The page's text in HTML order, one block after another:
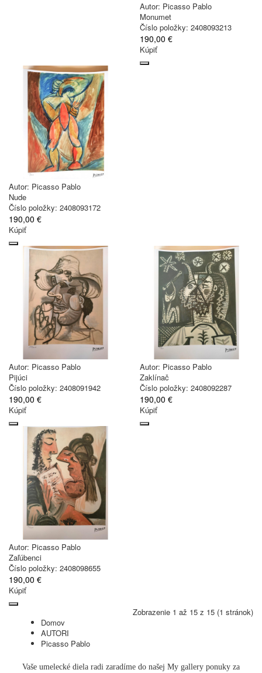
Autor: Picasso Pablo
Monumet
Číslo položky: 2408093213
190,00 €
Kúpiť
Autor: Picasso Pablo
Nude
Číslo položky: 2408093172
190,00 €
Kúpiť
Autor: Picasso Pablo
Pijúci
Číslo položky: 2408091942
190,00 €
Kúpiť
Autor: Picasso Pablo
Zaklínač
Číslo položky: 2408092287
190,00 €
Kúpiť
Autor: Picasso Pablo
Zaľúbenci
Číslo položky: 2408098655
190,00 €
Kúpiť
Zobrazenie 1 až 15 z 15 (1 stránok)
Domov
AUTORI
Picasso Pablo
Vaše umelecké diela radi zaradíme do našej My gallery ponuky za